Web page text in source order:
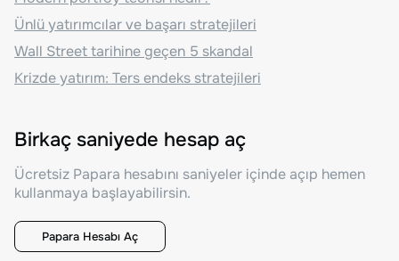
Ünlü yatırımcılar ve başarı stratejileri
Wall Street tarihine geçen 5 skandal
Krizde yatırım: Ters endeks stratejileri
Birkaç saniyede hesap aç
Ücretsiz Papara hesabını saniyeler içinde açıp hemen
kullanmaya başlayabilirsin.
Papara Hesabı Aç